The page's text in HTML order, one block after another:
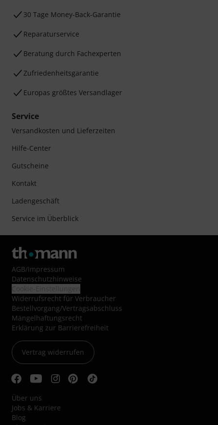
30 Tage Money-Back-Garantie
Reparaturservice
Beratung durch Fachexperten
Zufriedenheitsgarantie
Europas größtes Versandlager
Service
Versandkosten und Lieferzeiten
Hilfe-Center
Gutscheine
Kontakt
Ladengeschäft
Service im Überblick
AGB/Impressum
Datenschutzhinweise
Widerrufsrecht für Verbraucher
Bestellvorgang/Vertragsabschluss
Mängelhaftungsrecht
Erklärung zur Barrierefreiheit
Vertrag widerrufen
Über uns
Jobs & Karriere
Blog